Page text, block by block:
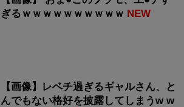
ぎるｗｗｗｗｗｗｗｗｗｗ NEW
【画像】レベチ過ぎるギャルさん、と
んでもない格好を披露してしまうw w